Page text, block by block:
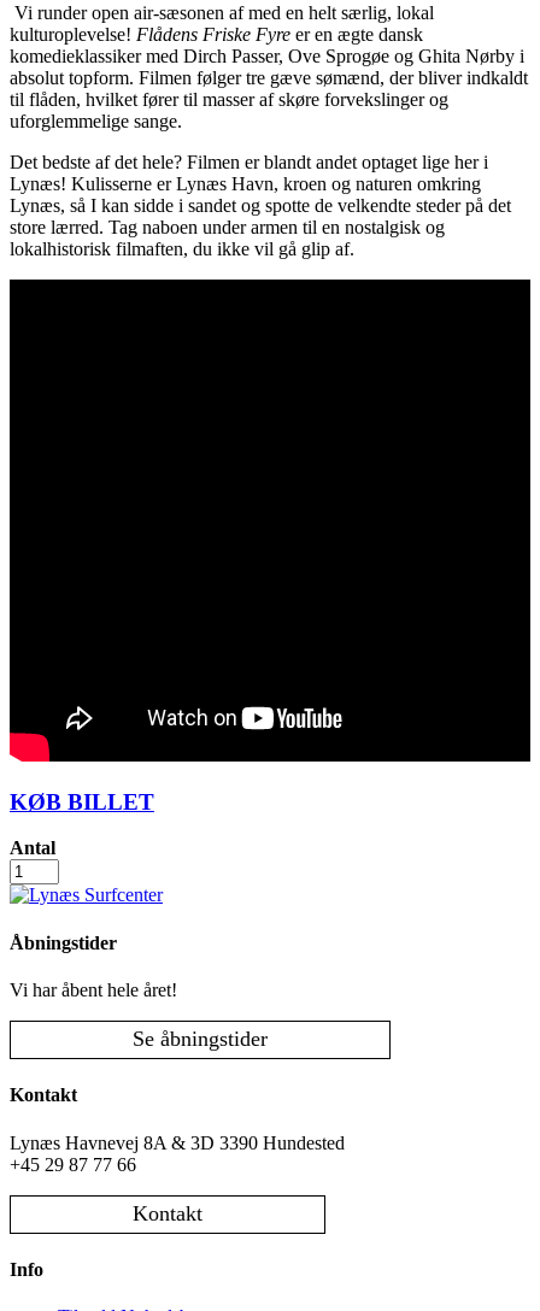
Vi runder open air-sæsonen af med en helt særlig, lokal
kulturoplevelse! Flådens Friske Fyre er en ægte dansk
komedieklassiker med Dirch Passer, Ove Sprogøe og Ghita Nørby i
absolut topform. Filmen følger tre gæve sømænd, der bliver indkaldt
til flåden, hvilket fører til masser af skøre forvekslinger og
uforglemmelige sange.
Det bedste af det hele? Filmen er blandt andet optaget lige her i
Lynæs! Kulisserne er Lynæs Havn, kroen og naturen omkring
Lynæs, så I kan sidde i sandet og spotte de velkendte steder på det
store lærred. Tag naboen under armen til en nostalgisk og
lokalhistorisk filmaften, du ikke vil gå glip af.
KØB BILLET
Antal
Lynæs
Søndagsbio
2026
antal
Åbningstider
Vi har åbent hele året!
Se åbningstider
Kontakt
Lynæs Havnevej 8A & 3D 3390 Hundested
+45 29 87 77 66
Kontakt
Info